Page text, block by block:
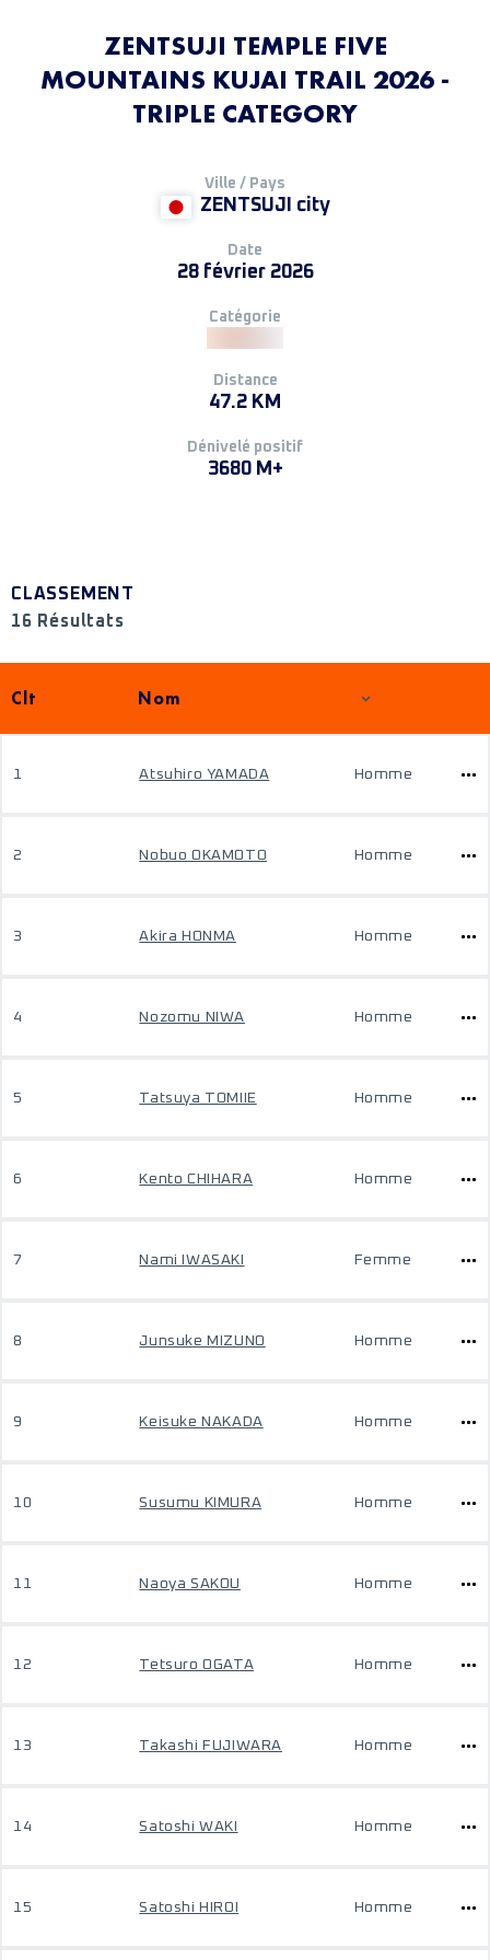
ZENTSUJI TEMPLE FIVE
MOUNTAINS KUJAI TRAIL 2026 -
TRIPLE CATEGORY
Ville / Pays
ZENTSUJI city
Date
28 février 2026
Catégorie
Distance
47.2 KM
Dénivelé positif
3680 M+
CLASSEMENT
16 Résultats
Clt Nom
1 Atsuhiro YAMADA Homme
2 Nobuo OKAMOTO Homme
3 Akira HONMA Homme
4 Nozomu NIWA Homme
5 Tatsuya TOMIIE Homme
6 Kento CHIHARA Homme
7 Nami IWASAKI Femme
8 Junsuke MIZUNO Homme
9 Keisuke NAKADA Homme
10 Susumu KIMURA Homme
11 Naoya SAKOU Homme
12 Tetsuro OGATA Homme
13 Takashi FUJIWARA Homme
14 Satoshi WAKI Homme
15 Satoshi HIROI Homme